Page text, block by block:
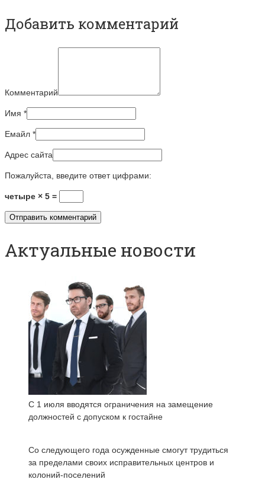
Добавить комментарий
Комментарий
Имя *
Емайл *
Адрес сайта
Пожалуйста, введите ответ цифрами:
четыре × 5 =
Актуальные новости
С 1 июля вводятся ограничения на замещение
должностей с допуском к гостайне
Со следующего года осужденные смогут трудиться
за пределами своих исправительных центров и
колоний-поселений